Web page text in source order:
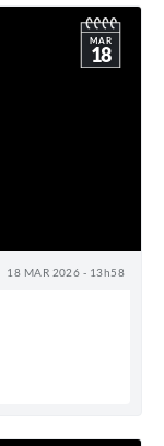
18 MAR 2026 - 13h58
MAR
18